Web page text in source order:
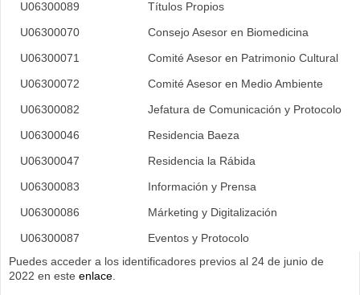
U06300089
Títulos Propios
U06300070
Consejo Asesor en Biomedicina
U06300071
Comité Asesor en Patrimonio Cultural
U06300072
Comité Asesor en Medio Ambiente
U06300082
Jefatura de Comunicación y Protocolo
U06300046
Residencia Baeza
U06300047
Residencia la Rábida
U06300083
Información y Prensa
U06300086
Márketing y Digitalización
U06300087
Eventos y Protocolo
Puedes acceder a los identificadores previos al 24 de junio de
2022 en este enlace